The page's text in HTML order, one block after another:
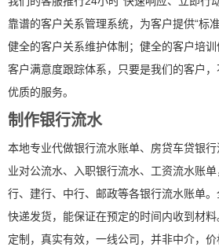
靠谱的客户关系管理系统，为客户提供“标
健全的客户关系维护体制；健全的客户培训
客户满意度跟踪体系，只要是我们的客户
优质的服务。
制作银行流水
本地专业代做银行流水账单、房贷车贷银
业对公流水、入职银行流水、工资流水账
行、建行、中行、邮政等各银行流水账单
快递发货，能保证在预定的时间内收到材
定制，真实有效，一线公司，并非中介，价